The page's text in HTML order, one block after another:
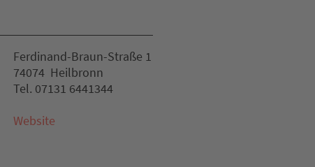
Ferdinand-Braun-Straße 1
74074 Heilbronn
Tel. 07131 6441344
Website